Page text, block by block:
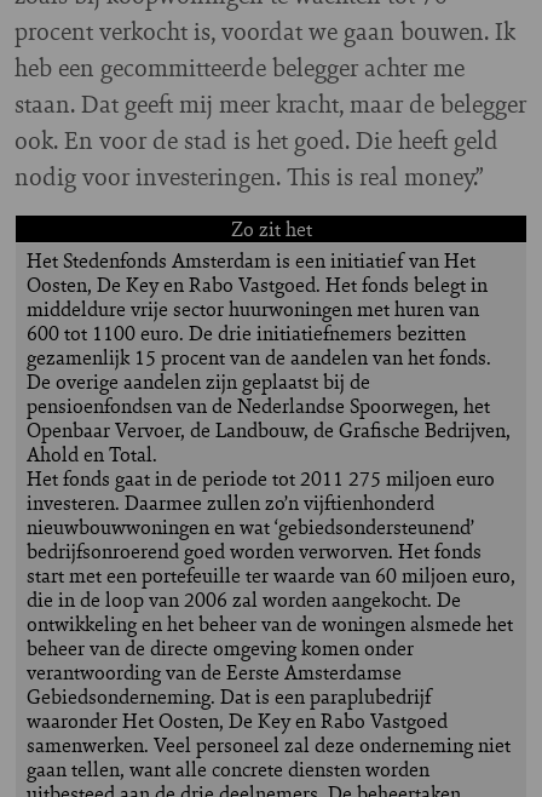
procent verkocht is, voordat we gaan bouwen. Ik
heb een gecommitteerde belegger achter me
staan. Dat geeft mij meer kracht, maar de belegger
ook. En voor de stad is het goed. Die heeft geld
nodig voor investeringen. This is real money.”
Zo zit het
Het Stedenfonds Amsterdam is een initiatief van Het
Oosten, De Key en Rabo Vastgoed. Het fonds belegt in
middeldure vrije sector huurwoningen met huren van
600 tot 1100 euro. De drie initiatiefnemers bezitten
gezamenlijk 15 procent van de aandelen van het fonds.
De overige aandelen zijn geplaatst bij de
pensioenfondsen van de Nederlandse Spoorwegen, het
Openbaar Vervoer, de Landbouw, de Grafische Bedrijven,
Ahold en Total.
Het fonds gaat in de periode tot 2011 275 miljoen euro
investeren. Daarmee zullen zo’n vijftienhonderd
nieuwbouwwoningen en wat ‘gebiedsondersteunend’
bedrijfsonroerend goed worden verworven. Het fonds
start met een portefeuille ter waarde van 60 miljoen euro,
die in de loop van 2006 zal worden aangekocht. De
ontwikkeling en het beheer van de woningen alsmede het
beheer van de directe omgeving komen onder
verantwoording van de Eerste Amsterdamse
Gebiedsonderneming. Dat is een paraplubedrijf
waaronder Het Oosten, De Key en Rabo Vastgoed
samenwerken. Veel personeel zal deze onderneming niet
gaan tellen, want alle concrete diensten worden